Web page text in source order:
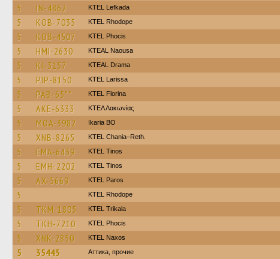
5 IN-4862 KTEL Lefkada
5 KOB-7035 KTEL Rhodope
5 KOB-4507 ΚΤΕL Phocis
5 HMI-2630 KTEAL Naousa
5 KI-3157 KTEAL Drama
5 PIP-8150 KTEL Larissa
5 PAB-65** KTEL Florina
5 AKE-6333 ΚΤΕΛ Λακωνίας
5 MOA-3982 Ikaria BO
5 XNB-8265 KTEL Chania–Reth.
5 EMA-6439 KTEL Tinos
5 EMH-2202 KTEL Tinos
5 AX-5669 KTEL Paros
5 KTEL Rhodope
5 TKM-1805 ΚΤΕL Τrikala
5 TKH-7210 ΚΤΕL Phocis
5 XNK-2850 KTEL Naxos
5 35445 Аттика, прочие